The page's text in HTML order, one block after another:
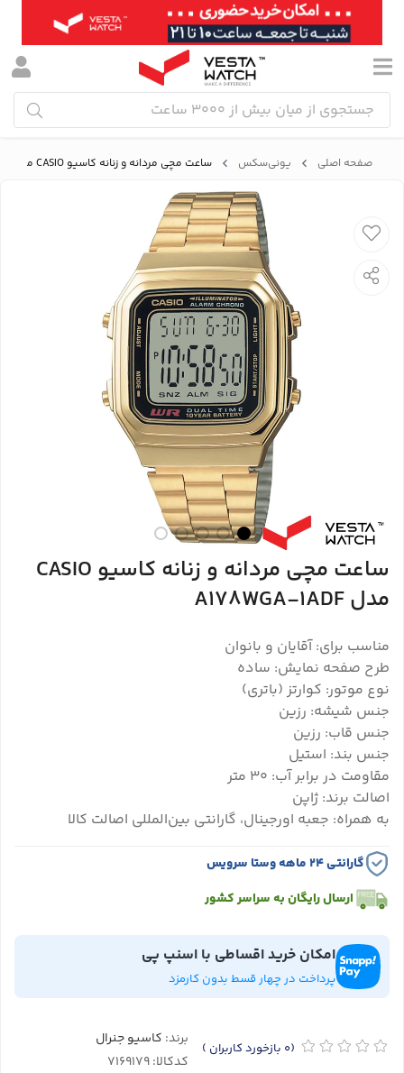
صفحه اصلی یونی‌سکس ساعت مچی مردانه و زنانه کاسیو CASIO مدل A178WGA-1ADF
ساعت مچی مردانه و زنانه کاسیو CASIO
مدل A178WGA-1ADF
مناسب برای: آقایان و بانوان
طرح صفحه نمایش: ساده
نوع موتور: کوارتز (باتری)
جنس شیشه: رزین
جنس قاب: رزین
جنس بند: استیل
مقاومت در برابر آب: 30 متر
اصالت برند: ژاپن
به همراه: جعبه اورجینال، گارانتی بین‌المللی اصالت کالا
گارانتی ۲۴ ماهه وستا سرویس
ارسال رایگان به سراسر کشور
امکان خرید اقساطی با اسنپ پی
پرداخت در چهار قسط بدون کارمزد
(0 بازخورد کاربران ) برند: کاسیو جنرال
کدکالا: